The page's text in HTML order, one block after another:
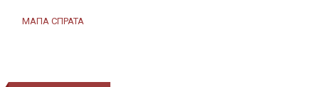
МАПА СПРАТА